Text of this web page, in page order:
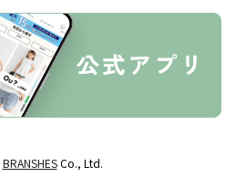
BRANSHESCo., Ltd.